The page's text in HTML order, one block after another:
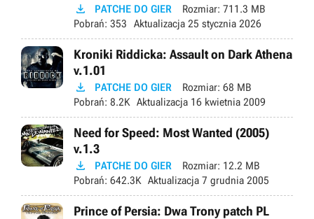
 PATCHE DO GIER Rozmiar: 711.3 MB
Pobrań: 353 Aktualizacja 25 stycznia 2026
Kroniki Riddicka: Assault on Dark Athena
v.1.01
 PATCHE DO GIER Rozmiar: 68 MB
Pobrań: 8.2K Aktualizacja 16 kwietnia 2009
Need for Speed: Most Wanted (2005)
v.1.3
 PATCHE DO GIER Rozmiar: 12.2 MB
Pobrań: 642.3K Aktualizacja 7 grudnia 2005
Prince of Persia: Dwa Trony patch PL